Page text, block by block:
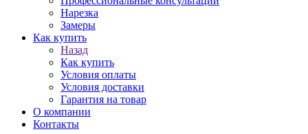
Нарезка
Замеры
Как купить
Назад
Как купить
Условия оплаты
Условия доставки
Гарантия на товар
О компании
Контакты